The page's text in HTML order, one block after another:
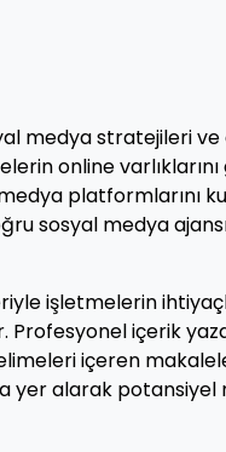
medya stratejileri
online
platformlarını
sosyal medya
işletmelerin
Profesyonel içerik
içeren
yer alarak